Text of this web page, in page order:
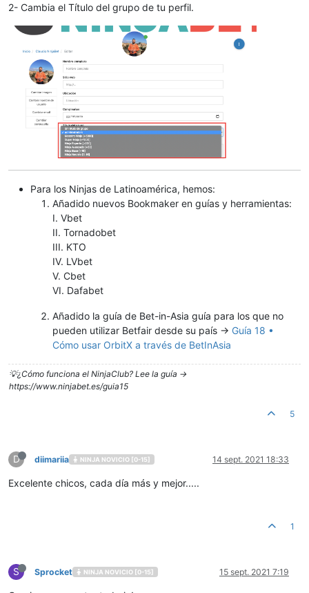
2- Cambia el Título del grupo de tu perfil.
Para los Ninjas de Latinoamérica, hemos:
Añadido nuevos Bookmaker en guías y herramientas:
I. Vbet
II. Tornadobet
III. KTO
IV. LVbet
V. Cbet
VI. Dafabet
Añadido la guía de Bet-in-Asia guía para los que no
pueden utilizar Betfair desde su país -> Guía 18 •
Cómo usar OrbitX a través de BetInAsia
💡¿Cómo funciona el NinjaClub? Lee la guía ->
https://www.ninjabet.es/guia15
5
D diimariia NINJA NOVICIO [0-15] 14 sept. 2021 18:33
Excelente chicos, cada día más y mejor.....
1
S Sprocket NINJA NOVICIO [0-15] 15 sept. 2021 7:19